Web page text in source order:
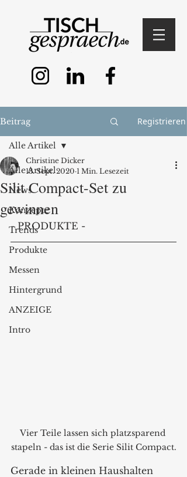
Beitrag Registrieren
Alle Artikel
News
Konzepte
Trends
Produkte
Messen
Hintergrund
ANZEIGE
Intro
Alle Artikel
Silit Compact-Set zu
gewinnen
Christine Dicker
13. Sept. 2020 1 Min. Lesezeit
- PRODUKTE -
Vier Teile lassen sich platzsparend
stapeln - das ist die Serie Silit Compact.
Gerade in kleinen Haushalten